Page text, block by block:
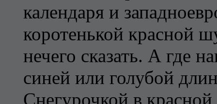
календаря и
коротенькой красной
нечего сказать. А где
синей или голубой
Снегурочкой в